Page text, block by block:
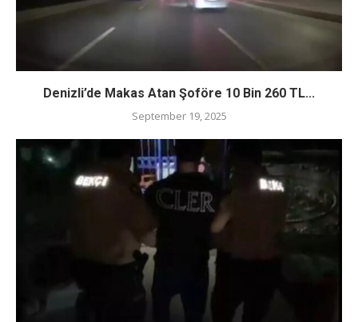
Denizli’de Makas Atan Şoföre 10 Bin 260 TL...
September 19, 2025